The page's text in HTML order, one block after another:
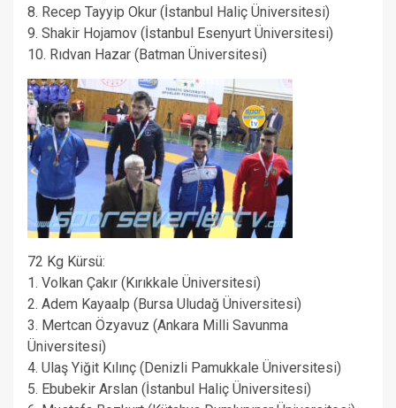
8. Recep Tayyip Okur (İstanbul Haliç Üniversitesi)
9. Shakir Hojamov (İstanbul Esenyurt Üniversitesi)
10. Rıdvan Hazar (Batman Üniversitesi)
72 Kg Kürsü:
1. Volkan Çakır (Kırıkkale Üniversitesi)
2. Adem Kayaalp (Bursa Uludağ Üniversitesi)
3. Mertcan Özyavuz (Ankara Milli Savunma
Üniversitesi)
4. Ulaş Yiğit Kılınç (Denizli Pamukkale Üniversitesi)
5. Ebubekir Arslan (İstanbul Haliç Üniversitesi)